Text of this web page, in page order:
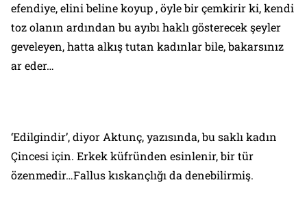
efendiye, elini beline koyup , öyle bir çemkirir ki, kendi
toz olanın ardından bu ayıbı haklı gösterecek şeyler
geveleyen, hatta alkış tutan kadınlar bile, bakarsınız
ar eder…
‘Edilgindir’, diyor Aktunç, yazısında, bu saklı kadın
Çincesi için. Erkek küfründen esinlenir, bir tür
özenmedir…Fallus kıskançlığı da denebilirmiş.